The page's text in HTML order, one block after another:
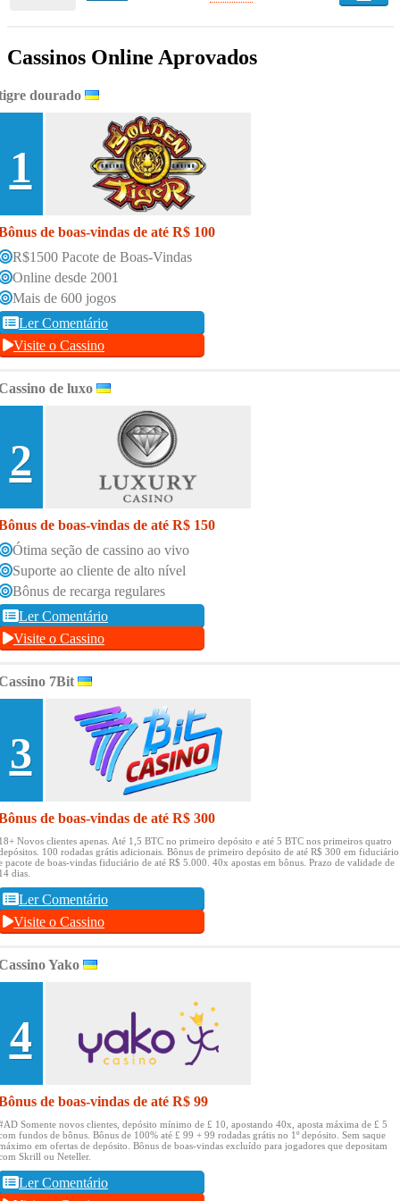
Cassinos Online Aprovados
dourado
1
de boas-vindas de até R$ 100
R$1500 Pacote de Boas-Vindas
Online desde 2001
Mais de 600 jogos
Ler Comentário
Visite o Cassino
de luxo
2
de boas-vindas de até R$ 150
Ótima seção de cassino ao vivo
Suporte ao cliente de alto nível
Bônus de recarga regulares
Ler Comentário
Visite o Cassino
7Bit
3
de boas-vindas de até R$ 300
Novos clientes apenas. Até 1,5 BTC no primeiro depósito e até 5 BTC nos primeiros quatro
100 rodadas grátis adicionais. Bônus de primeiro depósito de até R$ 300 em fiduciário
pacote de boas-vindas fiduciário de até R$ 5.000. 40x apostas em bônus. Prazo de validade de
dias.
Ler Comentário
Visite o Cassino
Yako
4
de boas-vindas de até R$ 99
Somente novos clientes, depósito mínimo de £ 10, apostando 40x, aposta máxima de £ 5
fundos de bônus. Bônus de 100% até £ 99 + 99 rodadas grátis no 1º depósito. Sem saque
em ofertas de depósito. Bônus de boas-vindas excluído para jogadores que depositam
Skrill ou Neteller.
Ler Comentário